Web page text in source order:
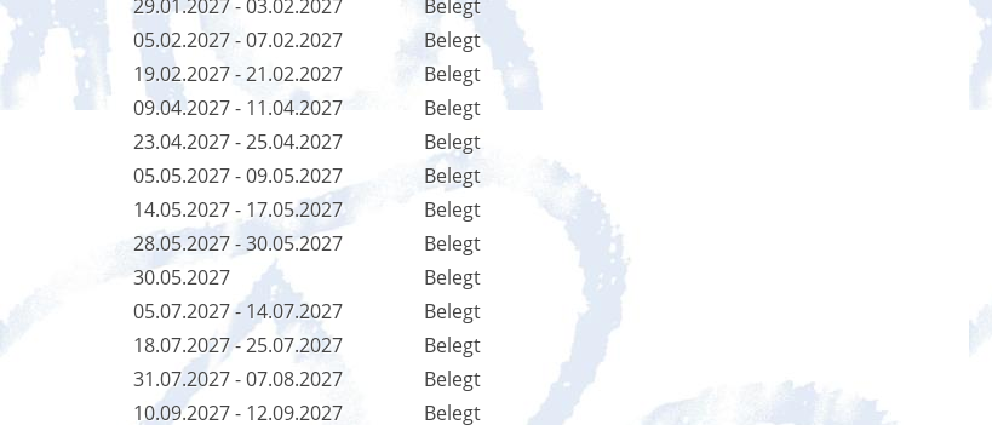
29.01.2027 - 03.02.2027
Belegt
05.02.2027 - 07.02.2027
Belegt
19.02.2027 - 21.02.2027
Belegt
09.04.2027 - 11.04.2027
Belegt
23.04.2027 - 25.04.2027
Belegt
05.05.2027 - 09.05.2027
Belegt
14.05.2027 - 17.05.2027
Belegt
28.05.2027 - 30.05.2027
Belegt
30.05.2027
Belegt
05.07.2027 - 14.07.2027
Belegt
18.07.2027 - 25.07.2027
Belegt
31.07.2027 - 07.08.2027
Belegt
10.09.2027 - 12.09.2027
Belegt